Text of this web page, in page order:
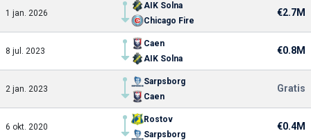
1 jan. 2026
AIK Solna
Chicago Fire
€2.7M
8 jul. 2023
Caen
AIK Solna
€0.8M
2 jan. 2023
Sarpsborg
Caen
Gratis
6 okt. 2020
Rostov
Sarpsborg
€0.4M